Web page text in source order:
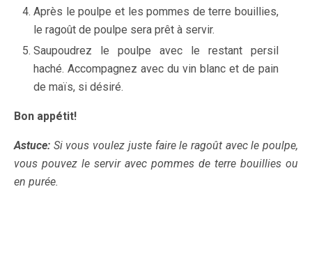
Après le poulpe et les pommes de terre bouillies,
le ragoût de poulpe sera prêt à servir.
Saupoudrez le poulpe avec le restant persil
haché. Accompagnez avec du vin blanc et de pain
de maïs, si désiré.
Bon appétit!
Astuce: Si vous voulez juste faire le ragoût avec le poulpe,
vous pouvez le servir avec pommes de terre bouillies ou
en purée.